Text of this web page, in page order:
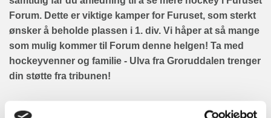
Forum. Dette er viktige kamper for Furuset, som sterkt
ønsker å beholde plassen i 1. div. Vi håper at så mange
som mulig kommer til Forum denne helgen! Ta med
hockeyvenner og familie - Ulva fra Groruddalen trenger
din støtte fra tribunen!